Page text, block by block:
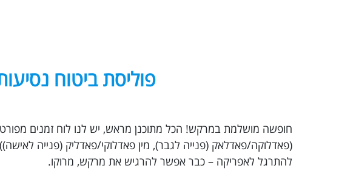
פוליסת ביטוח
(פאדלוקה/פאדלאק (פנייה לגבר), מין פאדלוקי/פאדליק (פנייה
להתרגל לאפריקה – כבר אפשר להרגיש את מרקש, מרוקו.